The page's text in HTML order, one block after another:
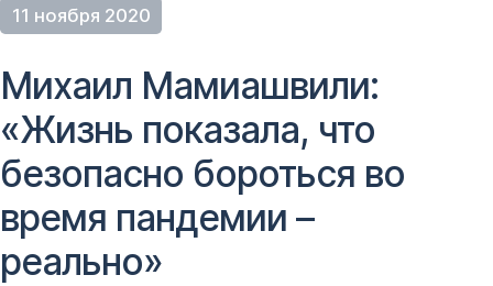
11 ноября 2020
Михаил Мамиашвили:
«Жизнь показала, что
безопасно бороться во
время пандемии –
реально»